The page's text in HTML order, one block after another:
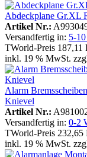
Abdeckplane Gr.XL
Artikel Nr.:
Versandfertig in: 5-
TWorld-Preis 187,11
inkl. 19 % MwSt.
Alarm
Knievel
Artikel Nr.:
Versandfertig in: 0-2
TWorld-Preis 232,65
inkl. 19 % MwSt.